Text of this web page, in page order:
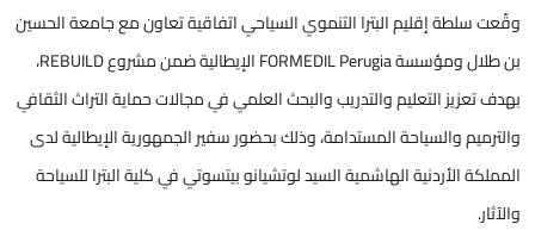
وقّعت سلطة إقليم البترا التنموي السياحي اتفاقية تعاون مع جامعة الحسين
بن طلال ومؤسسة FORMEDIL Perugia الإيطالية ضمن مشروع REBUILD،
بهدف تعزيز التعليم والتدريب والبحث العلمي في مجالات حماية التراث الثقافي
والترميم والسياحة المستدامة، وذلك بحضور سفير الجمهورية الإيطالية لدى
المملكة الأردنية الهاشمية السيد لوتشيانو بيتسوتي في كلية البترا للسياحة
والآثار.